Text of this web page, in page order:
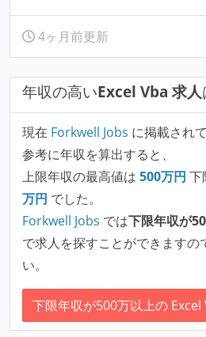
4ヶ月前更新
年収の高いExcel Vba 求人
現在 Forkwell Jobs に掲載され
参考に年収を算出すると、
上限年収の最高値は 500万円 下
万円 でした。
Forkwell Jobs では下限年収が
で求人を探すことができますの
い。
下限年収が500万以上の Excel